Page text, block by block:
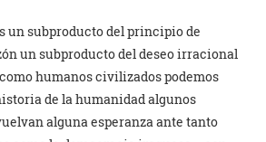
un subproducto del principio de
un subproducto del deseo irracional
humanos civilizados podemos
de la humanidad algunos
alguna esperanza ante tanto